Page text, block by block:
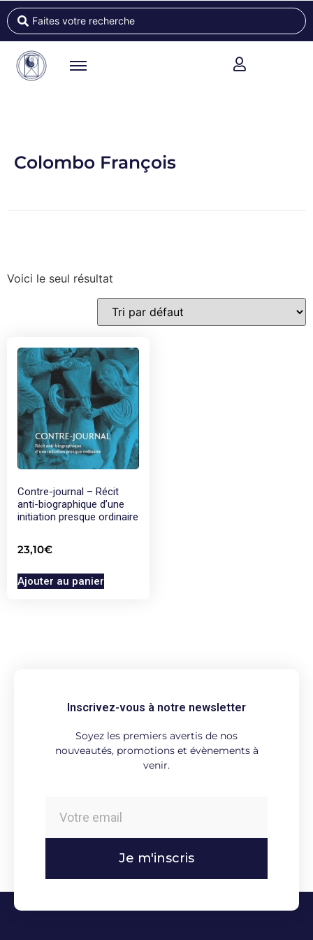
Colombo François
Voici le seul résultat
Contre-journal – Récit
anti-biographique d’une
initiation presque ordinaire
23,10€
Ajouter au panier
Inscrivez-vous à notre newsletter
Soyez les premiers avertis de nos
nouveautés, promotions et évènements à
venir.
Je m'inscris